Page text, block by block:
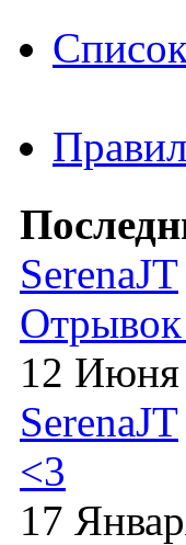
SerenaJT
12 Июня
SerenaJT
<3
17